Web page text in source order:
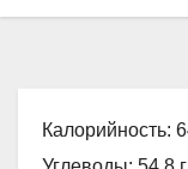
Калорийность: